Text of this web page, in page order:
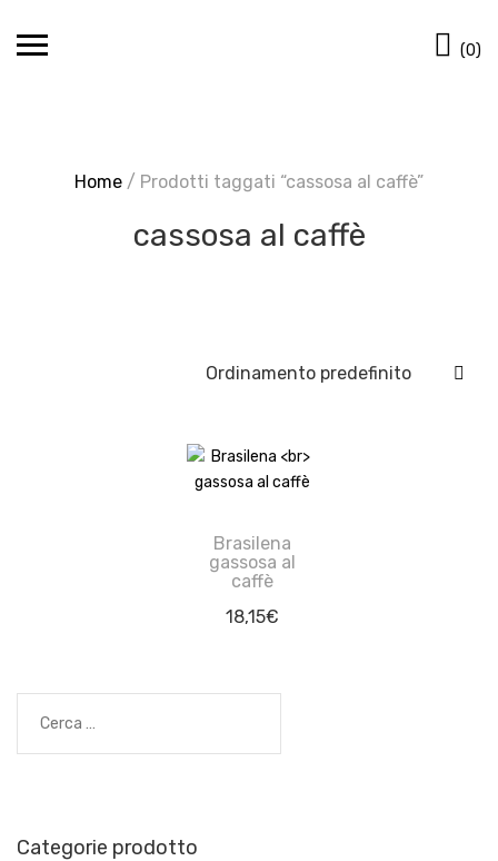
(0)
Home / Prodotti taggati “cassosa al caffè”
cassosa al caffè
Brasilena
gassosa al
caffè
18,15€
per:
Categorie prodotto